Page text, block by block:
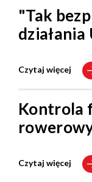
"Tak
działania
Czytaj więcej
Kontrola
Czytaj więcej